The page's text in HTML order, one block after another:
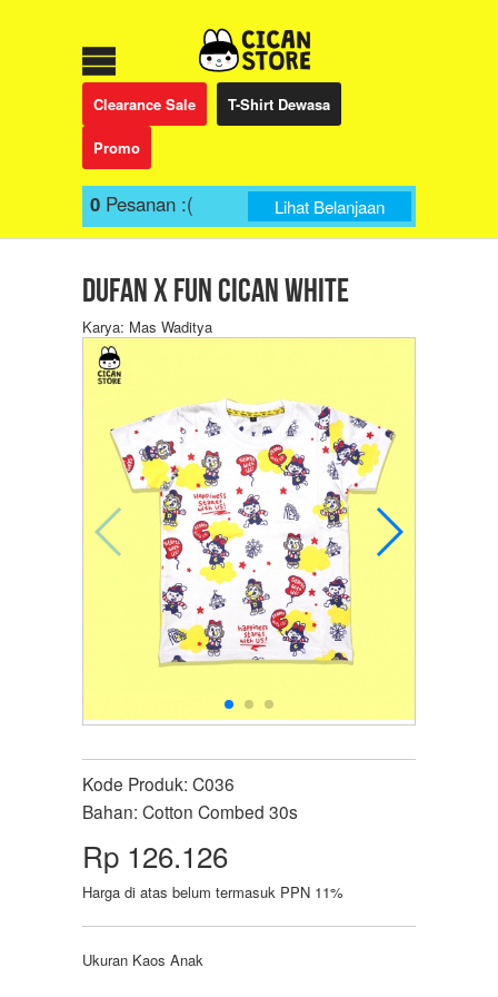
Clearance Sale T-Shirt Dewasa
Promo
0 Pesanan :( Lihat Belanjaan
Dufan x Fun Cican White
Karya: Mas Waditya
Kode Produk: C036
Bahan: Cotton Combed 30s
Rp 126.126
Harga di atas belum termasuk PPN 11%
Ukuran Kaos Anak